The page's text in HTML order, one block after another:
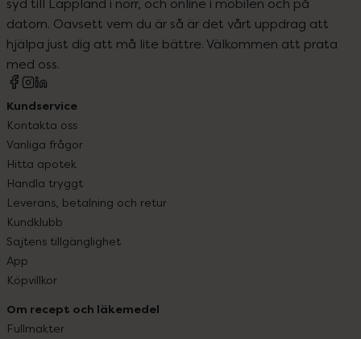
datorn. Oavsett vem du är så är det vårt uppdrag att
hjälpa just dig att må lite bättre. Välkommen att prata
med oss.
Kundservice
Kontakta oss
Vanliga frågor
Hitta apotek
Handla tryggt
Leverans, betalning och retur
Kundklubb
Sajtens tillgänglighet
App
Köpvillkor
Om recept och läkemedel
Fullmakter